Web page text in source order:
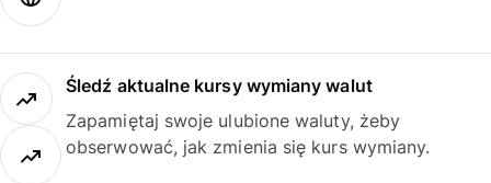
Śledź aktualne kursy wymiany walut
Zapamiętaj swoje ulubione waluty, żeby
obserwować, jak zmienia się kurs wymiany.